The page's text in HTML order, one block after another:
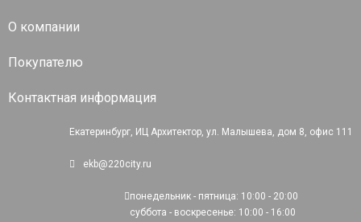
О компании
Покупателю
Контактная информация
Екатеринбург, ИЦ Архитектор, ул. Малышева, дом 8, офис 111
ekb@220city.ru
понедельник - пятница: 10:00 - 20:00
суббота - воскресенье: 10:00 - 16:00